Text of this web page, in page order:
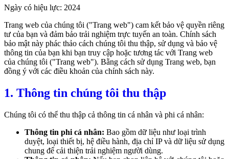
Ngày có hiệu lực: 2024
Trang web của chúng tôi ("Trang web") cam kết bảo vệ quyền riêng
tư của bạn và đảm bảo trải nghiệm trực tuyến an toàn. Chính sách
bảo mật này phác thảo cách chúng tôi thu thập, sử dụng và bảo vệ
thông tin của bạn khi bạn truy cập hoặc tương tác với Trang web
của chúng tôi ("Trang web"). Bằng cách sử dụng Trang web, bạn
đồng ý với các điều khoản của chính sách này.
1. Thông tin chúng tôi thu thập
Chúng tôi có thể thu thập cả thông tin cá nhân và phi cá nhân:
Thông tin phi cá nhân: Bao gồm dữ liệu như loại trình
duyệt, loại thiết bị, hệ điều hành, địa chỉ IP và dữ liệu sử dụng
chung để cải thiện trải nghiệm người dùng.